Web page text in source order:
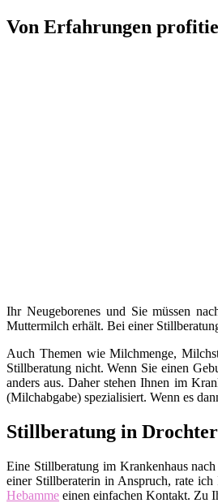
Von Erfahrungen
Ihr Neugeborenes und Sie müssen
Muttermilch erhält. Bei einer
Auch Themen wie Milchmenge,
Stillberatung nicht. Wenn Sie einen
anders aus. Daher stehen Ihnen im
(Milchabgabe) spezialisiert. Wenn es
Stillberatung in
Eine Stillberatung im Krankenhaus
einer Stillberaterin in Anspruch, rate
Hebamme einen einfachen Kontakt. Zu